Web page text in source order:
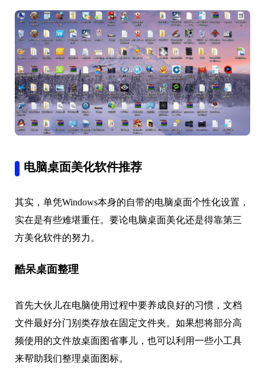
电脑桌面美化软件推荐
其实，单凭Windows本身的自带的电脑桌面个性化设置，
实在是有些难堪重任。要论电脑桌面美化还是得靠第三
方美化软件的努力。
酷呆桌面整理
首先大伙儿在电脑使用过程中要养成良好的习惯，文档
文件最好分门别类存放在固定文件夹。如果想将部分高
频使用的文件放桌面图省事儿，也可以利用一些小工具
来帮助我们整理桌面图标。